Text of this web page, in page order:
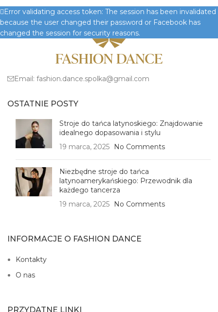
Error validating access token: The session has been invalidated
because the user changed their password or Facebook has
changed the session for security reasons.
Email: fashion.dance.spolka@gmail.com
OSTATNIE POSTY
Stroje do tańca latynoskiego: Znajdowanie
idealnego dopasowania i stylu
19 marca, 2025
No Comments
Niezbędne stroje do tańca
latynoamerykańskiego: Przewodnik dla
każdego tancerza
19 marca, 2025
No Comments
INFORMACJE O FASHION DANCE
Kontakty
O nas
PRZYDATNE LINKI